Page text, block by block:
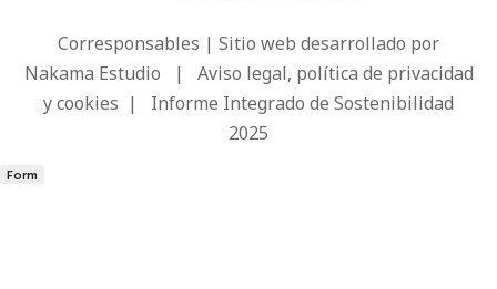
Corresponsables | Sitio web desarrollado por
Nakama Estudio | Aviso legal, política de privacidad
y cookies | Informe Integrado de Sostenibilidad
2025
Form